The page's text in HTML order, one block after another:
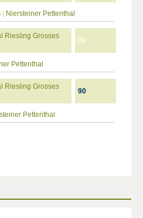
Niersteiner Pettenthal
Riesling Grosses
88
Pettenthal
Riesling Grosses
90
Pettenthal